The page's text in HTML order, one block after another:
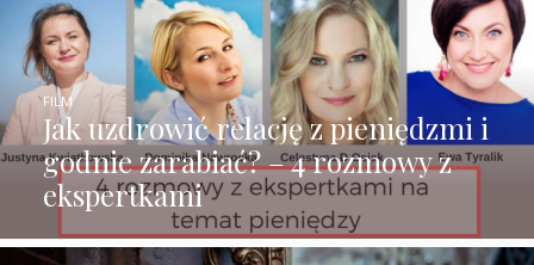
Jak uzdrowić relację z pieniędzmi i
godnie zarabiać? – 4 rozmowy z
ekspertkami
FILM